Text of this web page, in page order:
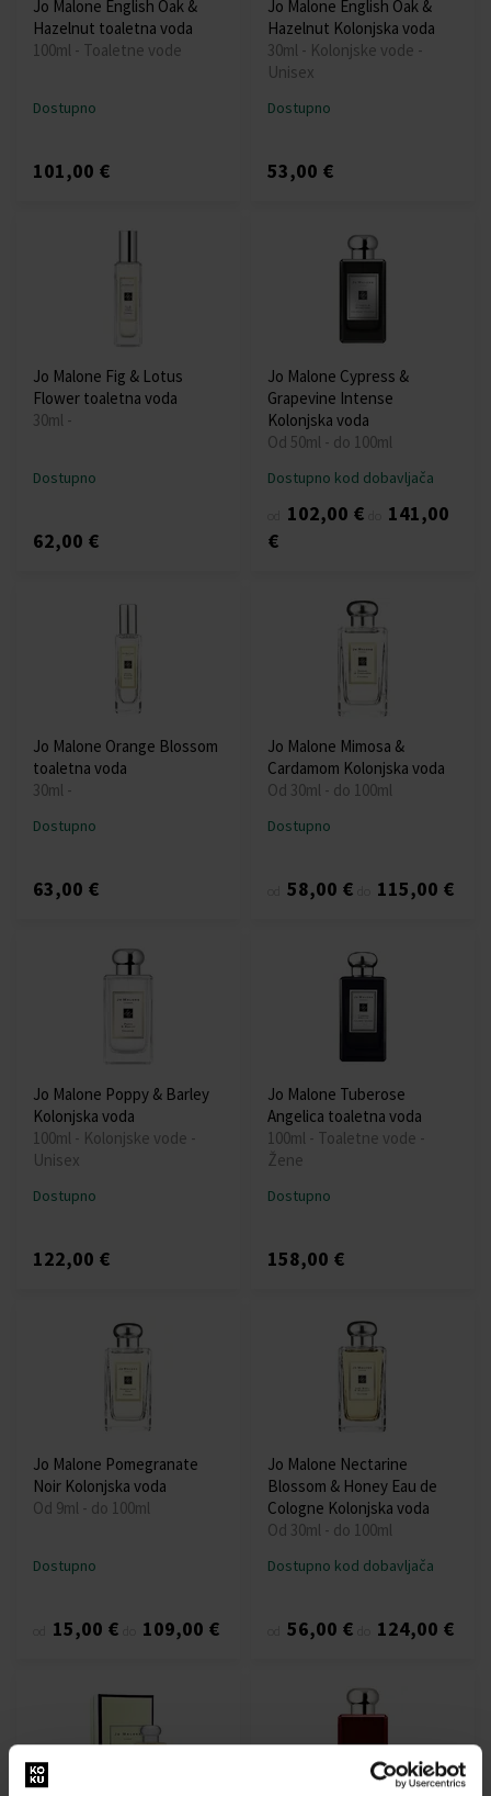
Jo Malone English Oak &
Hazelnut toaletna voda
100ml - Toaletne vode
Dostupno
101,00 €
Jo Malone English Oak &
Hazelnut Kolonjska voda
30ml - Kolonjske vode -
Unisex
Dostupno
53,00 €
Jo Malone Fig & Lotus
Flower toaletna voda
30ml -
Dostupno
62,00 €
Jo Malone Cypress &
Grapevine Intense
Kolonjska voda
Od 50ml - do 100ml
Dostupno kod dobavljača
102,00 €
141,00
€
Jo Malone Orange Blossom
toaletna voda
30ml -
Dostupno
63,00 €
Jo Malone Mimosa &
Cardamom Kolonjska voda
Od 30ml - do 100ml
Dostupno
58,00 € 115,00 €
Jo Malone Poppy & Barley
Kolonjska voda
100ml - Kolonjske vode -
Unisex
Dostupno
122,00 €
Jo Malone Tuberose
Angelica toaletna voda
100ml - Toaletne vode -
Žene
Dostupno
158,00 €
Jo Malone Pomegranate
Noir Kolonjska voda
Od 9ml - do 100ml
Dostupno
15,00 € 109,00 €
Jo Malone Nectarine
Blossom & Honey Eau de
Cologne Kolonjska voda
Od 30ml - do 100ml
Dostupno kod dobavljača
56,00 € 124,00 €